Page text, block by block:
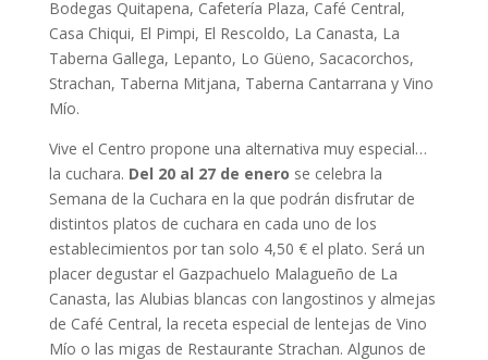
Bodegas Quitapena, Cafetería Plaza, Café Central,
Casa Chiqui, El Pimpi, El Rescoldo, La Canasta, La
Taberna Gallega, Lepanto, Lo Güeno, Sacacorchos,
Strachan, Taberna Mitjana, Taberna Cantarrana y Vino
Mío.
Vive el Centro propone una alternativa muy especial…
la cuchara. Del 20 al 27 de enero se celebra la
Semana de la Cuchara en la que podrán disfrutar de
distintos platos de cuchara en cada uno de los
establecimientos por tan solo 4,50 € el plato. Será un
placer degustar el Gazpachuelo Malagueño de La
Canasta, las Alubias blancas con langostinos y almejas
de Café Central, la receta especial de lentejas de Vino
Mío o las migas de Restaurante Strachan. Algunos de